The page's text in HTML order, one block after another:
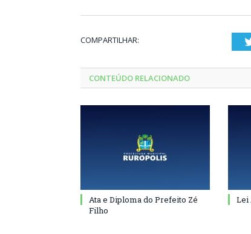
COMPARTILHAR:
CONTEÚDO RELACIONADO
Ata e Diploma do Prefeito Zé
Filho
Lei